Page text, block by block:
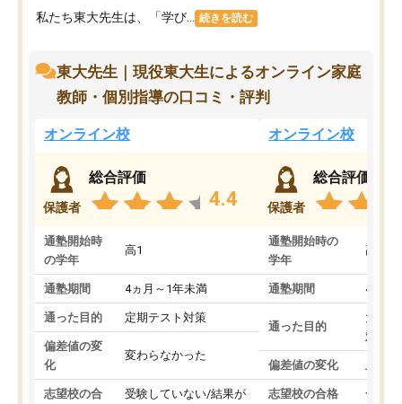
私たち東大先生は、「学び... 続きを読む
東大先生｜現役東大生によるオンライン家庭
教師・個別指導の口コミ・評判
オンライン校
保護者
総合評価
4.4
通塾開始時
の学年
高1
通塾期間 4ヵ月～1年未満
通った目的 定期テスト対策
偏差値の変
化
変わらなかった
志望校の合
受験していない/結果が
オンライン校
保護者
総合評価
通塾開始時の
学年
高3
通塾期間 4ヵ月
通った目的
大学
対策
偏差値の変化
志望校の合格 合格